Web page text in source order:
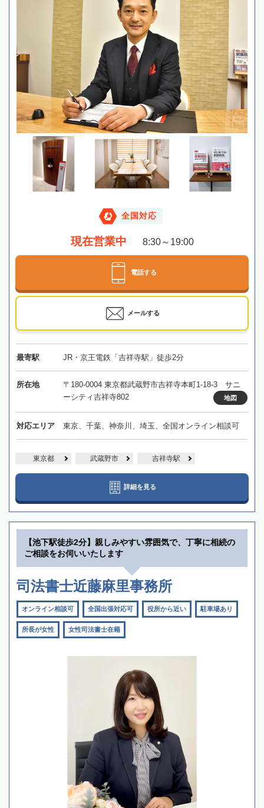
全国対応
現在営業中 8:30～19:00
電話する
メールする
最寄駅 JR・京王電鉄「吉祥寺駅」徒歩2分
所在地
〒180-0004 東京都武蔵野市吉祥寺本町1-18-3 サニ
ーシティ吉祥寺802
地図
対応エリア 東京、千葉、神奈川、埼玉、全国オンライン相談可
東京都 武蔵野市 吉祥寺駅
詳細を見る
【池下駅徒歩2分】親しみやすい雰囲気で、丁寧に相続の
ご相談をお伺いいたします
司法書士近藤麻里事務所
オンライン相談可 全国出張対応可 役所から近い 駐車場あり
所長が女性 女性司法書士在籍